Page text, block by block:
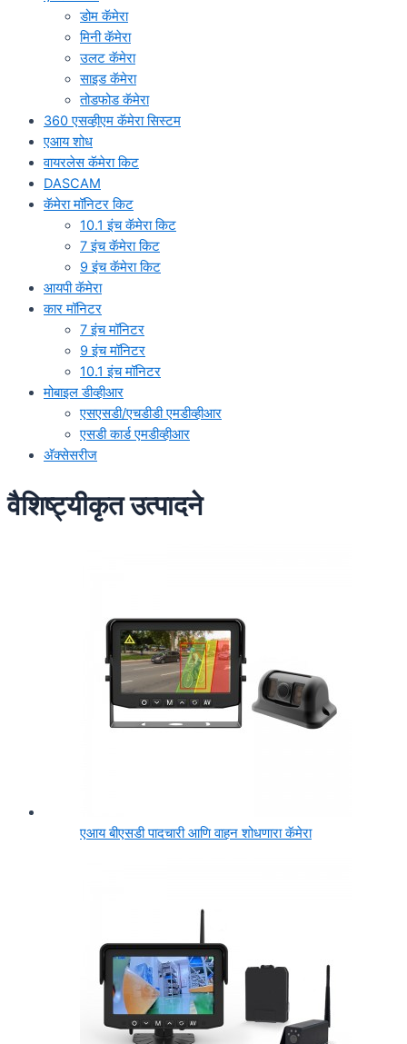
डोम कॅमेरा
मिनी कॅमेरा
उलट कॅमेरा
साइड कॅमेरा
तोडफोड कॅमेरा
360 एसव्हीएम कॅमेरा सिस्टम
एआय शोध
वायरलेस कॅमेरा किट
DASCAM
कॅमेरा मॉनिटर किट
10.1 इंच कॅमेरा किट
7 इंच कॅमेरा किट
9 इंच कॅमेरा किट
आयपी कॅमेरा
कार मॉनिटर
7 इंच मॉनिटर
9 इंच मॉनिटर
10.1 इंच मॉनिटर
मोबाइल डीव्हीआर
एसएसडी/एचडीडी एमडीव्हीआर
एसडी कार्ड एमडीव्हीआर
अ‍ॅक्सेसरीज
वैशिष्ट्यीकृत उत्पादने
एआय बीएसडी पादचारी आणि वाहन शोधणारा कॅमेरा